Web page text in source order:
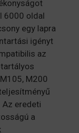
6000 oldal
egy lapra
igényt
az
M200
eredeti
a